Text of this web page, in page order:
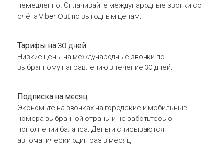
немедленно. Оплачивайте международные звонки со
счёта Viber Out по выгодным ценам.
Тарифы на 30 дней
Низкие цены на международные звонки по
выбранному направлению в течение 30 дней.
Подписка на месяц
Экономьте на звонках на городские и мобильные
номера выбранной страны и не заботьтесь о
пополнении баланса. Деньги списываются
автоматически один раз в месяц